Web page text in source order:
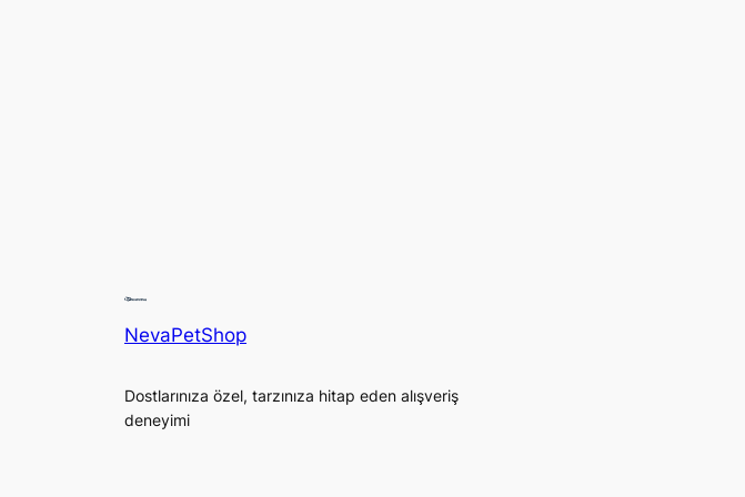
NevaPetShop
Dostlarınıza özel, tarzınıza hitap eden alışveriş
deneyimi